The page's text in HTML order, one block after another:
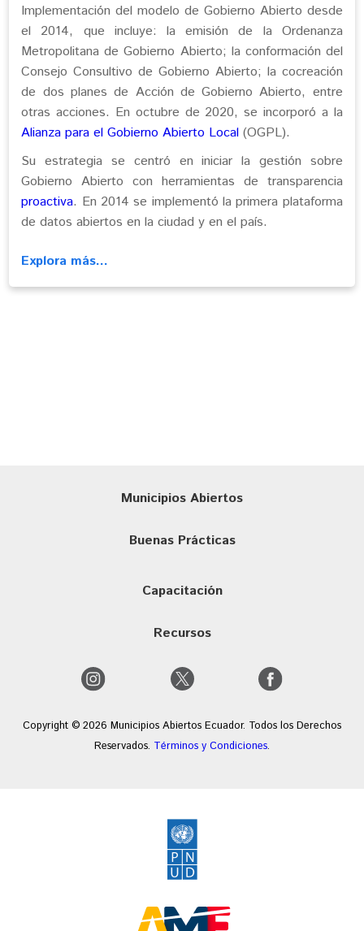
Implementación del modelo de Gobierno Abierto desde
el 2014, que incluye: la emisión de la Ordenanza
Metropolitana de Gobierno Abierto; la conformación del
Consejo Consultivo de Gobierno Abierto; la cocreación
de dos planes de Acción de Gobierno Abierto, entre
otras acciones. En octubre de 2020, se incorporó a la
Alianza para el Gobierno Abierto Local (OGPL).
Su estrategia se centró en iniciar la gestión sobre
Gobierno Abierto con herramientas de transparencia
proactiva. En 2014 se implementó la primera plataforma
de datos abiertos en la ciudad y en el país.
Explora más...
Municipios Abiertos
Buenas Prácticas
Capacitación
Recursos
Copyright © 2026 Municipios Abiertos Ecuador. Todos los Derechos
Reservados. Términos y Condiciones.